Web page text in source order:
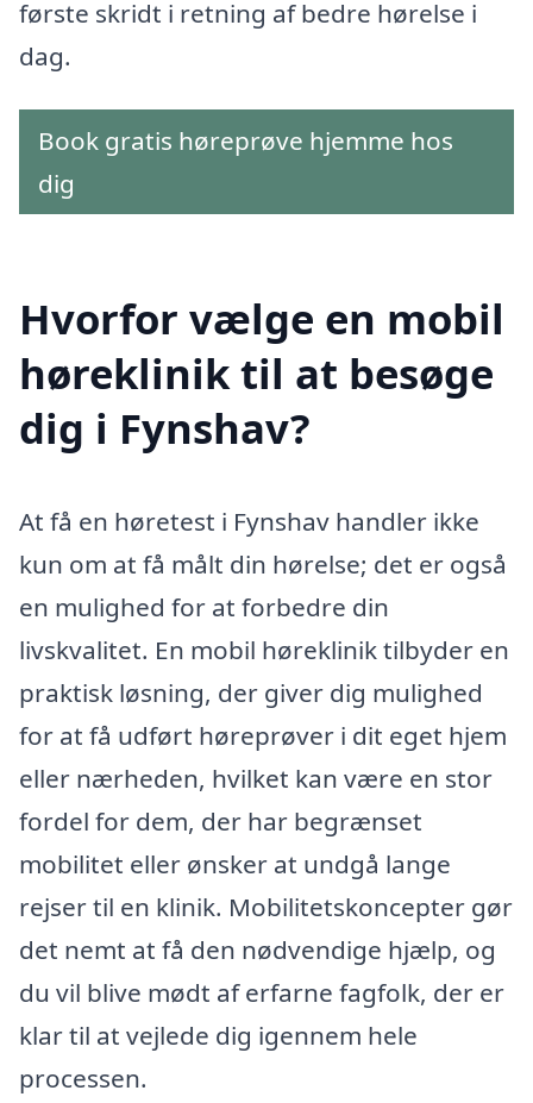
første skridt i retning af bedre hørelse i
dag.
Book gratis høreprøve hjemme hos
dig
Hvorfor vælge en mobil
høreklinik til at besøge
dig i Fynshav?
At få en høretest i Fynshav handler ikke
kun om at få målt din hørelse; det er også
en mulighed for at forbedre din
livskvalitet. En mobil høreklinik tilbyder en
praktisk løsning, der giver dig mulighed
for at få udført høreprøver i dit eget hjem
eller nærheden, hvilket kan være en stor
fordel for dem, der har begrænset
mobilitet eller ønsker at undgå lange
rejser til en klinik. Mobilitetskoncepter gør
det nemt at få den nødvendige hjælp, og
du vil blive mødt af erfarne fagfolk, der er
klar til at vejlede dig igennem hele
processen.